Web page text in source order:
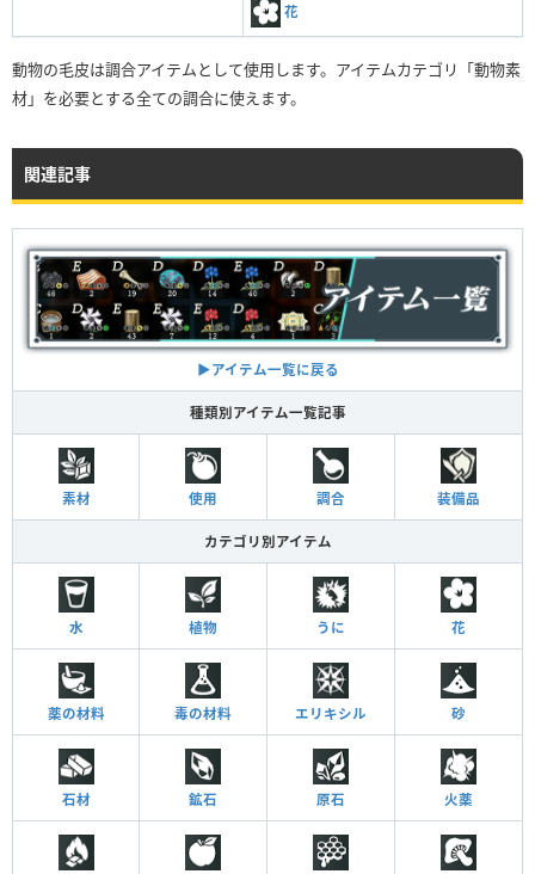
花
動物の毛皮は調合アイテムとして使用します。アイテムカテゴリ「動物素
材」を必要とする全ての調合に使えます。
関連記事
▶︎アイテム一覧に戻る
種類別アイテム一覧記事
素材 使用 調合 装備品
カテゴリ別アイテム
水 植物 うに 花
薬の材料 毒の材料 エリキシル 砂
石材 鉱石 原石 火薬